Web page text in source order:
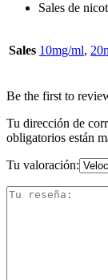
Sales de
Sales 10mg/ml,
Be the first to
Tu dirección de
obligatorios están
Tu valoración: